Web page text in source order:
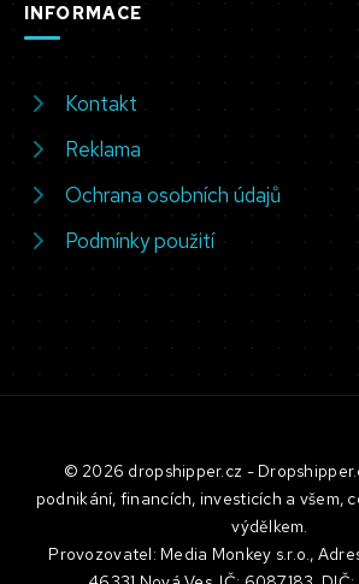
INFORMACE
Kontakt
Reklama
Ochrana osobních údajů
Podmínky použití
© 2026 dropshipper.cz -
podnikání, financích, investicích a všem,
výdělkem.
Provozovatel: Media Monkey s.r.o.,